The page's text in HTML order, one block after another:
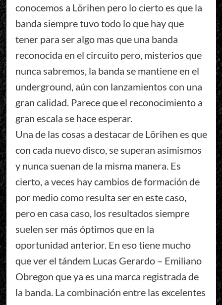
conocemos a Lörihen pero lo cierto es que la
banda siempre tuvo todo lo que hay que
tener para ser algo mas que una banda
reconocida en el circuito pero, misterios que
nunca sabremos, la banda se mantiene en el
underground, aún con lanzamientos con una
gran calidad. Parece que el reconocimiento a
gran escala se hace esperar.
Una de las cosas a destacar de Lörihen es que
con cada nuevo disco, se superan asimismos
y nunca suenan de la misma manera. Es
cierto, a veces hay cambios de formación de
por medio como resulta ser en este caso,
pero en casa caso, los resultados siempre
suelen ser más óptimos que en la
oportunidad anterior. En eso tiene mucho
que ver el tándem Lucas Gerardo – Emiliano
Obregon que ya es una marca registrada de
la banda. La combinación entre las excelentes